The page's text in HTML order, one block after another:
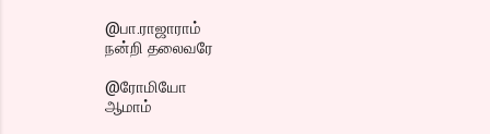
@பா.ராஜாராம்
நன்றி தலைவரே
@ரோமியோ
ஆமாம்